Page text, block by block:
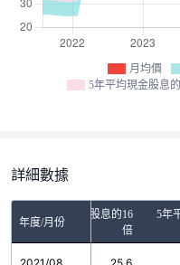
月均價
5年平均現金股息
詳細數據
年度/月份
5年平均現金股息的16
倍
5年